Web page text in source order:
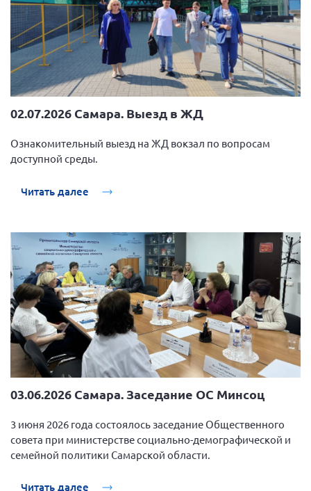
Всероссийская конференция-тренинг
"Рассеянный склероз: новые реалии" (26-
29.05.2022)
Общероссийская РС
Алтайский край
Архангельская область
Волгоградская область
Воронежская область
Ивановская область
Калининградская область
Кемеровская область
Кировская область
Краснодарский край
Ленинградская область
г. Москва
02.07.2026 Самара. Выезд в ЖД
Ознакомительный выезд на ЖД вокзал по вопросам
доступной среды.
Читать далее
03.06.2026 Самара. Заседание ОС Минсоц
3 июня 2026 года состоялось заседание Общественного
совета при министерстве социально-демографической и
семейной политики Самарской области.
Читать далее